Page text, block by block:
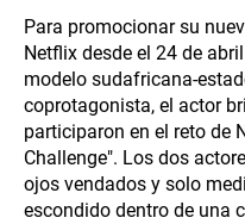
Para promocionar su
Netflix desde el 24 de
modelo sudafricana-
coprotagonista, el actor
participaron en el reto de
Challenge". Los dos
ojos vendados y solo
escondido dentro de una